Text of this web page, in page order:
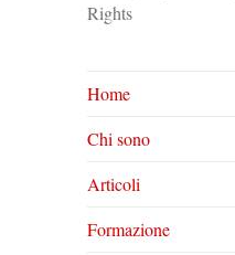
Rights
Home
Chi sono
Articoli
Formazione